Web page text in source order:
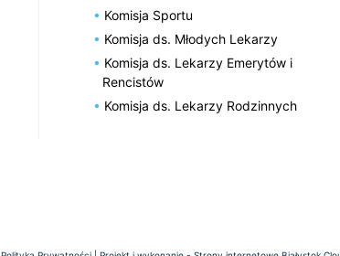
Komisja Sportu
Komisja ds. Młodych Lekarzy
Komisja ds. Lekarzy Emerytów i
Rencistów
Komisja ds. Lekarzy Rodzinnych